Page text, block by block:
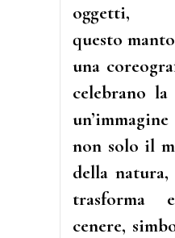
oggetti,
questo
una
celebrano
non solo il
della
trasforma
cenere,